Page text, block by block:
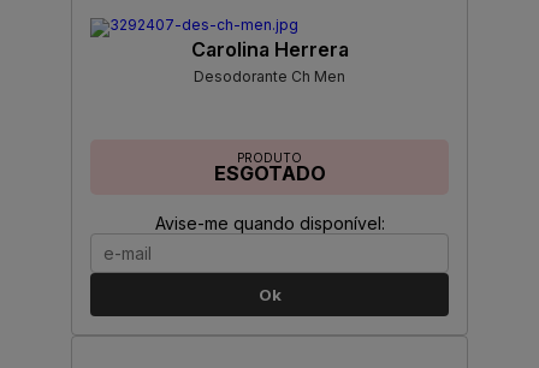
Carolina Herrera
Desodorante Ch Men
PRODUTO
ESGOTADO
Avise-me quando disponível:
Ok